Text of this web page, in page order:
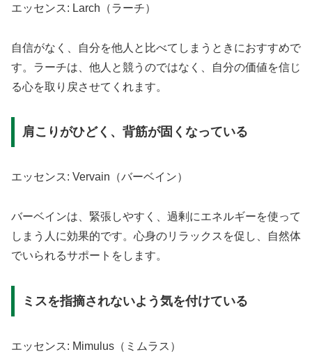
エッセンス: Larch（ラーチ）
自信がなく、自分を他人と比べてしまうときにおすすめで
す。ラーチは、他人と競うのではなく、自分の価値を信じ
る心を取り戻させてくれます。
肩こりがひどく、背筋が固くなっている
エッセンス: Vervain（バーベイン）
バーベインは、緊張しやすく、過剰にエネルギーを使って
しまう人に効果的です。心身のリラックスを促し、自然体
でいられるサポートをします。
ミスを指摘されないよう気を付けている
エッセンス: Mimulus（ミムラス）